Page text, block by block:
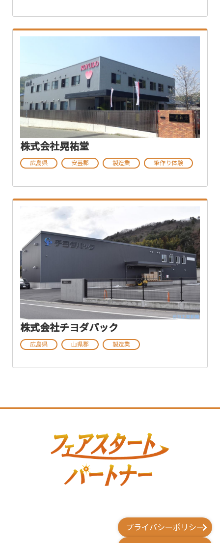
株式会社晃祐堂
広島県 安芸郡 製造業 筆作り体験
株式会社チヨダパック
広島県 山県郡 製造業
プライバシーポリシー